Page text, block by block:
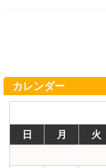
カレンダー
日
月 火